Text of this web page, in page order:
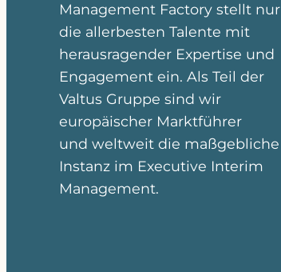
Management Factory stellt nur
die allerbesten Talente mit
herausragender Expertise und
Engagement ein. Als Teil der
Valtus Gruppe sind wir
europäischer Marktführer
und weltweit die maßgebliche
Instanz im Executive Interim
Management.